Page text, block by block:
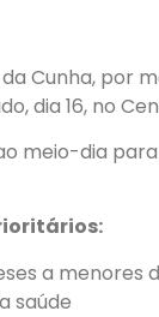
Cunha, por
dia 16, no
meio-dia
a menores
saúde